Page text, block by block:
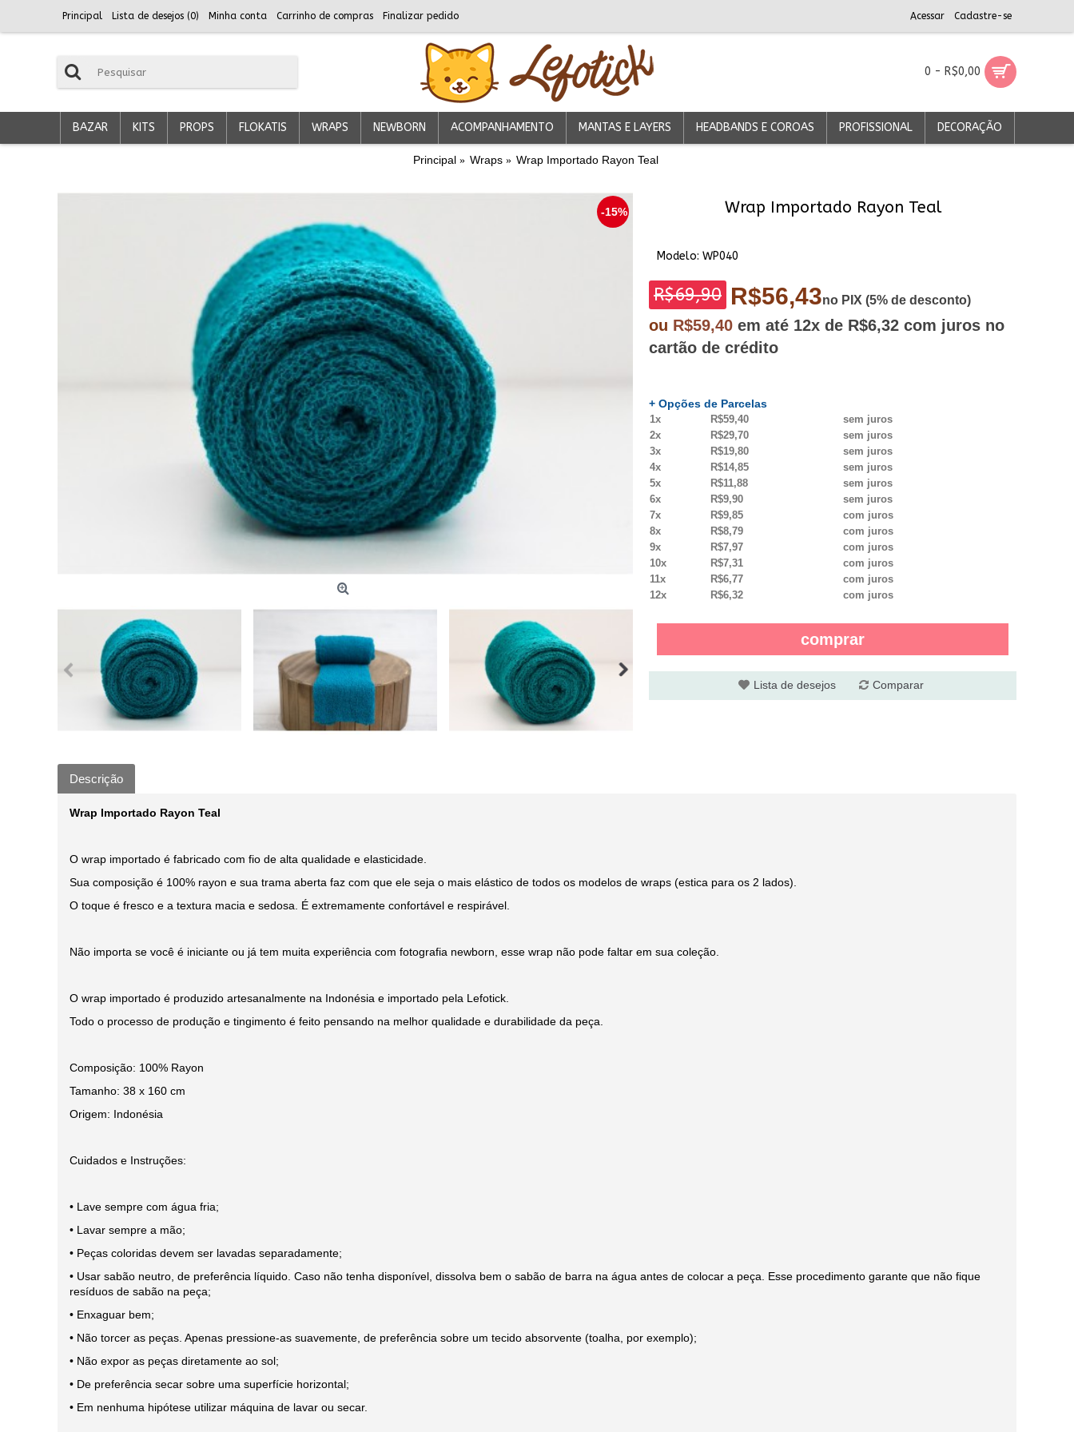
Principal Lista de desejos (0) Minha conta Carrinho de compras Finalizar pedido Acessar Cadastre-se
0 - R$0,00
BAZAR KITS PROPS FLOKATIS WRAPS NEWBORN ACOMPANHAMENTO MANTAS E LAYERS HEADBANDS E COROAS PROFISSIONAL DECORAÇÃO
Principal Wraps Wrap Importado Rayon Teal
-15% Wrap Importado Rayon Teal
Modelo: WP040
R$69,90 R$56,43no PIX (5% de desconto)
ou R$59,40 em até 12x de R$6,32 com juros no
cartão de crédito
+ Opções de Parcelas
1x R$59,40
sem juros
2x
R$29,70
sem juros
3x
R$19,80
sem juros
4x
R$14,85
sem juros
5x
R$11,88
sem juros
6x
R$9,90
sem juros
7x
R$9,85
com juros
8x
R$8,79
com juros
9x
R$7,97
com juros
10x
R$7,31
com juros
11x
R$6,77
com juros
12x
R$6,32 com juros
comprar
Lista de desejos Comparar
Descrição
Wrap Importado Rayon Teal
O wrap importado é fabricado com fio de alta qualidade e elasticidade.
Sua composição é 100% rayon e sua trama aberta faz com que ele seja o mais elástico de todos os modelos de wraps (estica para os 2 lados).
O toque é fresco e a textura macia e sedosa. É extremamente confortável e respirável.
Não importa se você é iniciante ou já tem muita experiência com fotografia newborn, esse wrap não pode faltar em sua coleção.
O wrap importado é produzido artesanalmente na Indonésia e importado pela Lefotick.
Todo o processo de produção e tingimento é feito pensando na melhor qualidade e durabilidade da peça.
Composição: 100% Rayon
Tamanho: 38 x 160 cm
Origem: Indonésia
Cuidados e Instruções:
• Lave sempre com água fria;
• Lavar sempre a mão;
• Peças coloridas devem ser lavadas separadamente;
• Usar sabão neutro, de preferência líquido. Caso não tenha disponível, dissolva bem o sabão de barra na água antes de colocar a peça. Esse procedimento garante que não fique
resíduos de sabão na peça;
• Enxaguar bem;
• Não torcer as peças. Apenas pressione-as suavemente, de preferência sobre um tecido absorvente (toalha, por exemplo);
• Não expor as peças diretamente ao sol;
• De preferência secar sobre uma superfície horizontal;
• Em nenhuma hipótese utilizar máquina de lavar ou secar.